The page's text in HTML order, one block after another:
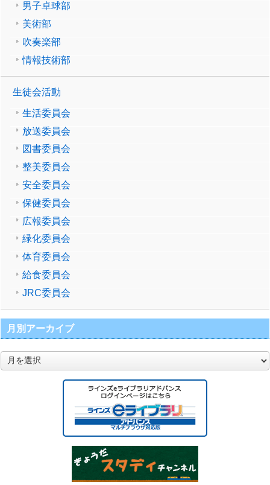
男子卓球部
美術部
吹奏楽部
情報技術部
生徒会活動
生活委員会
放送委員会
図書委員会
整美委員会
安全委員会
保健委員会
広報委員会
緑化委員会
体育委員会
給食委員会
JRC委員会
月別アーカイブ
月
別